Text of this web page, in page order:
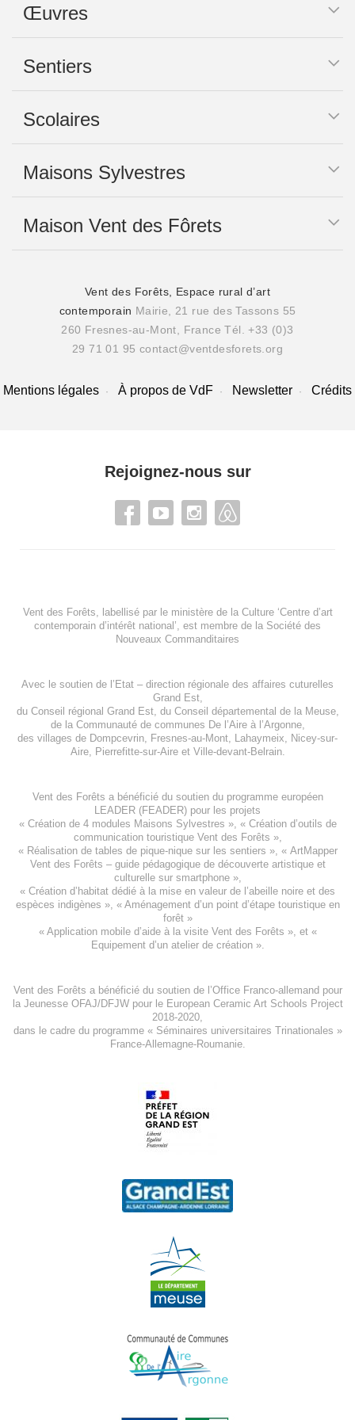
Œuvres
Sentiers
Scolaires
Maisons Sylvestres
Maison Vent des Fôrets
Vent des Forêts, Espace rural d’art
contemporain Mairie, 21 rue des Tassons 55
260 Fresnes-au-Mont, France Tél. +33 (0)3
29 71 01 95 contact@ventdesforets.org
Mentions légales À propos de VdF Newsletter Crédits
Rejoignez-nous sur
Vent des Forêts, labellisé par le ministère de la Culture ‘Centre d’art
contemporain d’intérêt national’, est membre de la Société des
Nouveaux Commanditaires
Avec le soutien de l’ Etat – direction régionale des affaires cuturelles
Grand Est,
du Conseil régional Grand Est, du Conseil départemental de la Meuse,
de la Communauté de communes De l’Aire à l’Argonne,
des villages de Dompcevrin Fresnes-au-Mont Lahaymeix
Nicey-sur-
Aire, Pierrefitte-sur-Aireet Ville-devant-Belrain.
Vent des Forêts a bénéficié du soutien du programme européen
LEADER (FEADER) pour les projets
« Création de 4 modules Maisons Sylvestres », « Création d’outils de
communication touristique Vent des Forêts »,
« Réalisation de tables de pique-nique sur les sentiers », « ArtMapper
Vent des Forêts – guide pédagogique de découverte artistique et
culturelle sur smartphone »,
« Création d’habitat dédié à la mise en valeur de l’abeille noire et des
espèces indigènes », « Aménagement d’un point d’étape touristique en
forêt»
« Application mobile d’aide à la visite Vent des Forêts », et «
Equipement d’un atelier de création».
Vent des Forêts a bénéficié du soutien de l’Office Franco-allemand pour
la Jeunesse OFAJ/DFJWpour leEuropean Ceramic Art Schools Project
2018-2020
dans le cadre du programme « Séminaires universitaires Trinationales »
France-Allemagne-Roumanie.